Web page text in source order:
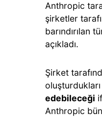
Anthropic
şirketler
barındırılan
açıkladı.
Şirket
oluşturdukları
edebileceği
Anthropic